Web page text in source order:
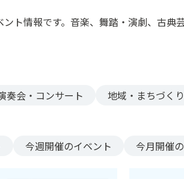
ト情報です。音楽、舞踏・演劇、古
奏会・コンサート 地域・まちづくり
今週開催のイベント 今月開催